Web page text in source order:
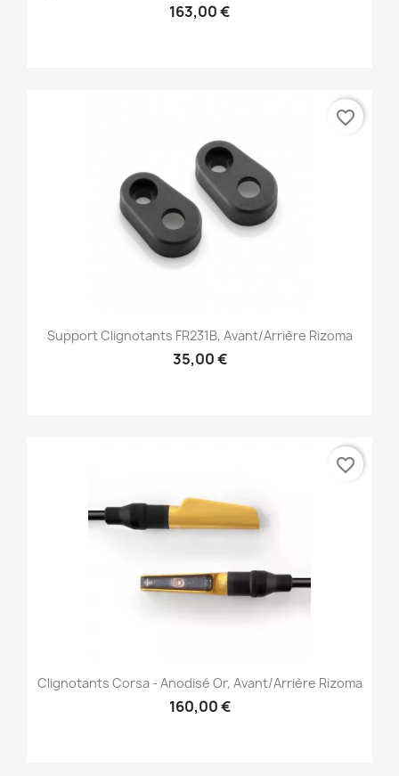
163,00 €
Support Clignotants FR231B, Avant/Arrière Rizoma
35,00 €
favorite_border
Clignotants Corsa - Anodisé Or, Avant/Arrière Rizoma
160,00 €
favorite_border